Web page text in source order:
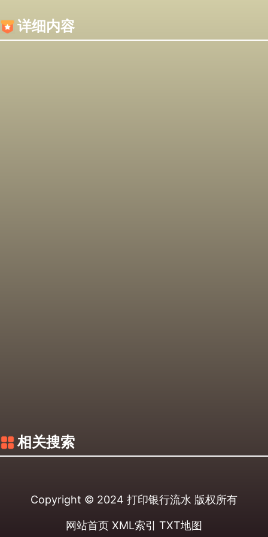
详细内容
相关搜索
Copyright © 2024 打印银行流水 版权所有
网站首页 XML索引 TXT地图